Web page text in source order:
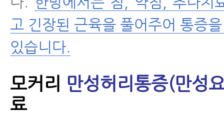
고 긴장된 근육을 풀어주어 통증
있습니다.
모커리 만성허리통증(만성
료